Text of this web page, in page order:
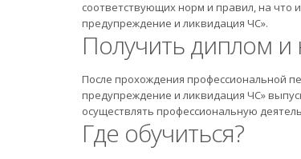
соответствующих норм и правил, на что
предупреждение и ликвидация ЧС».
Получить диплом и
После прохождения профессиональной
предупреждение и ликвидация ЧС»
осуществлять профессиональную
Где обучиться?